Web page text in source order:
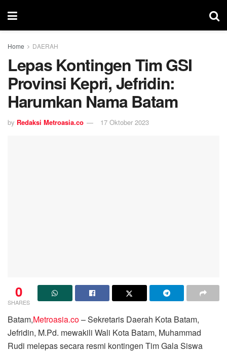
Home DAERAH
Lepas Kontingen Tim GSI
Provinsi Kepri, Jefridin:
Harumkan Nama Batam
by Redaksi Metroasia.co 17 Oktober 2023
0
SHARES
Batam,Metroasia.co– Sekretaris Daerah Kota Batam,
Jefridin, M.Pd. mewakili Wali Kota Batam, Muhammad
Rudi melepas secara resmi kontingen Tim Gala Siswa